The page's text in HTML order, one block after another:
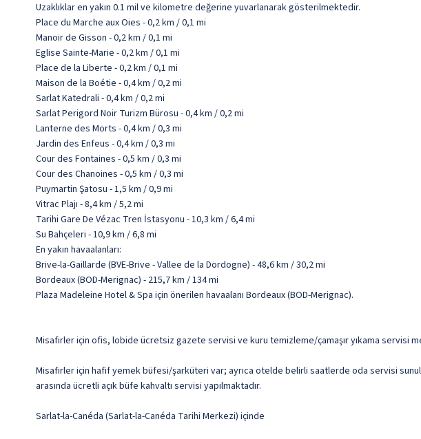
Uzaklıklar en yakın 0.1 mil ve kilometre değerine yuvarlanarak gösterilmektedir.
Place du Marche aux Oies - 0,2 km / 0,1 mi
Manoir de Gisson - 0,2 km / 0,1 mi
Eglise Sainte-Marie - 0,2 km / 0,1 mi
Place de la Liberte - 0,2 km / 0,1 mi
Maison de la Boétie - 0,4 km / 0,2 mi
Sarlat Katedrali - 0,4 km / 0,2 mi
Sarlat Perigord Noir Turizm Bürosu - 0,4 km / 0,2 mi
Lanterne des Morts - 0,4 km / 0,3 mi
Jardin des Enfeus - 0,4 km / 0,3 mi
Cour des Fontaines - 0,5 km / 0,3 mi
Cour des Chanoines - 0,5 km / 0,3 mi
Puymartin Şatosu - 1,5 km / 0,9 mi
Vitrac Plajı - 8,4 km / 5,2 mi
Tarihi Gare De Vézac Tren İstasyonu - 10,3 km / 6,4 mi
Su Bahçeleri - 10,9 km / 6,8 mi
En yakın havaalanları:
Brive-la-Gaillarde (BVE-Brive - Vallee de la Dordogne) - 48,6 km / 30,2 mi
Bordeaux (BOD-Merignac) - 215,7 km / 134 mi
Plaza Madeleine Hotel & Spa için önerilen havaalanı Bordeaux (BOD-Merignac).
Misafirler için ofis, lobide ücretsiz gazete servisi ve kuru temizleme/çamaşır yıkama servisi
Misafirler için hafif yemek büfesi/şarküteri var; ayrıca otelde belirli saatlerde oda servisi
arasında ücretli açık büfe kahvaltı servisi yapılmaktadır.
Sarlat-la-Canéda (Sarlat-la-Canéda Tarihi Merkezi) içinde